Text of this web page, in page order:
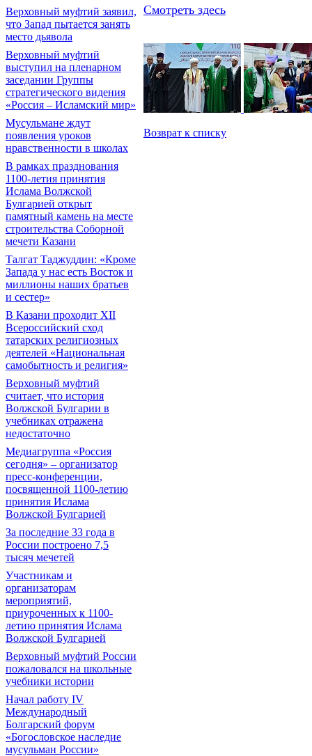
Верховный муфтий заявил,
что Запад пытается занять
место дьявола
Верховный муфтий
выступил на пленарном
заседании Группы
стратегического видения
«Россия – Исламский мир»
Мусульмане ждут
появления уроков
нравственности в школах
В рамках празднования
1100-летия принятия
Ислама Волжской
Булгарией открыт
памятный камень на месте
строительства Соборной
мечети Казани
Талгат Таджуддин: «Кроме
Запада у нас есть Восток и
миллионы наших братьев
и сестер»
В Казани проходит XII
Всероссийский сход
татарских религиозных
деятелей «Национальная
самобытность и религия»
Верховный муфтий
считает, что история
Волжской Булгарии в
учебниках отражена
недостаточно
Медиагруппа «Россия
сегодня» – организатор
пресс-конференции,
посвященной 1100-летию
принятия Ислама
Волжской Булгарией
За последние 33 года в
России построено 7,5
тысяч мечетей
Участникам и
организаторам
мероприятий,
приуроченных к 1100-
летию принятия Ислама
Волжской Булгарией
Верховный муфтий России
пожаловался на школьные
учебники истории
Начал работу IV
Международный
Болгарский форум
«Богословское наследие
мусульман России»
Смотреть здесь
Возврат к списку